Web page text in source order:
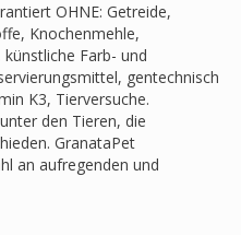
OHNE: Getreide,
Knochenmehle,
Farb- und
gentechnisch
K3, Tierversuche.
den Tieren, die
GranataPet
an aufregenden und